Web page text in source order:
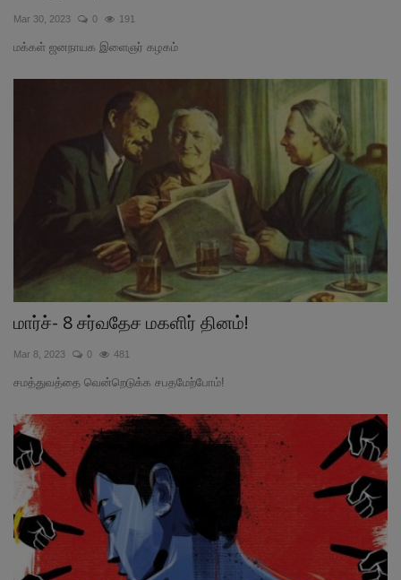
Mar 30, 2023 0 191
மக்கள் ஜனநாயக இளைஞர் கழகம்
மார்ச்- 8 சர்வதேச மகளிர் தினம்!
Mar 8, 2023 0 481
சமத்துவத்தை வென்றெடுக்க சபதமேற்போம்!